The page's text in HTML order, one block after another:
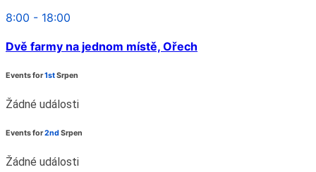
8:00 - 18:00
Dvě farmy na jednom místě, Ořech
Events for1stSrpen
Žádné události
Events for2ndSrpen
Žádné události